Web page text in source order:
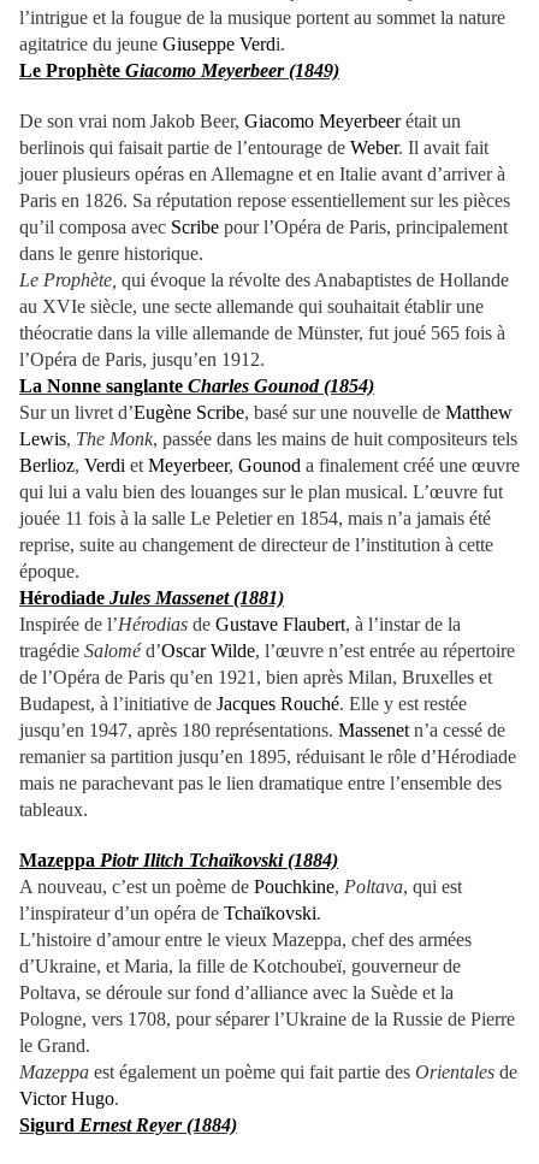
l’intrigue et la fougue de la musique portent au sommet la nature
agitatrice du jeune Giuseppe Verdi.
Le Prophète Giacomo Meyerbeer (1849)
De son vrai nom Jakob Beer, Giacomo Meyerbeerétait un
berlinois qui faisait partie de l’entourage de Weber. Il avait fait
jouer plusieurs opéras en Allemagne et en Italie avant d’arriver à
Paris en 1826. Sa réputation repose essentiellement sur les pièces
qu’il composa avec Scribe pour l’Opéra de Paris, principalement
dans le genre historique.
Le Prophète, qui évoque la révolte des Anabaptistes de Hollande
au XVIe siècle, une secte allemande qui souhaitait établir une
théocratie dans la ville allemande de Münster, fut joué 565 fois à
l’Opéra de Paris, jusqu’en 1912.
La Nonne sanglante Charles Gounod (1854)
Sur un livret d’Eugène Scribe, basé sur une nouvelle de Matthew
Lewis, The Monk, passée dans les mains de huit compositeurs tels
Berlioz, Verdi et Meyerbeer, Gounod a finalement créé une œuvre
qui lui a valu bien des louanges sur le plan musical. L’œuvre fut
jouée 11 fois à la salle Le Peletier en 1854, mais n’a jamais été
reprise, suite au changement de directeur de l’institution à cette
époque.
Hérodiade Jules Massenet (1881)
Inspirée de l’Hérodias de Gustave Flaubert, à l’instar de la
tragédie Saloméd’Oscar Wilde, l’œuvre n’est entrée au répertoire
de l’Opéra de Paris qu’en 1921, bien après Milan, Bruxelles et
Budapest, à l’initiative de Jacques Rouché. Elle y est restée
jusqu’en 1947, après 180 représentations. Massenet n’a cessé de
remanier sa partition jusqu’en 1895, réduisant le rôle d’Hérodiade
mais ne parachevant pas le lien dramatique entre l’ensemble des
tableaux.
Mazeppa Piotr Ilitch Tchaïkovski (1884)
A nouveau, c’est un poème de Pouchkine, Poltava, qui est
l’inspirateur d’un opéra de Tchaïkovski.
L’histoire d’amour entre le vieux Mazeppa, chef des armées
d’Ukraine, et Maria, la fille de Kotchoubeï, gouverneur de
Poltava, se déroule sur fond d’alliance avec la Suède et la
Pologne, vers 1708, pour séparer l’Ukraine de la Russie de Pierre
le Grand.
Mazeppa est également un poème qui fait partie des Orientales de
Victor Hugo.
Sigurd Ernest Reyer (1884)